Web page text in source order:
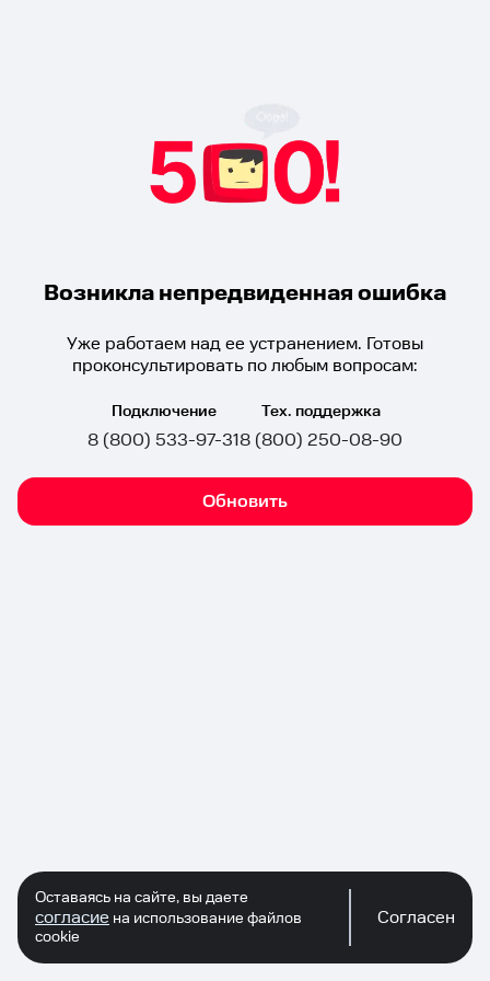
Возникла непредвиденная ошибка
Уже работаем над ее устранением. Готовы
проконсультировать по любым вопросам:
Подключение
8 (800) 533-97-31
Тех. поддержка
8 (800) 250-08-90
Обновить
Оставаясь на сайте, вы даете
согласие на использование файлов
cookie
Согласен